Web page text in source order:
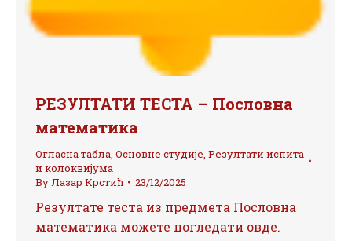
РЕЗУЛТАТИ ТЕСТА – Пословна
математика
Огласна табла, Основне студије, Резултати испита
и колоквијума
ByЛазар Крстић 23/12/2025
Резултате теста из предмета Пословна
математика можете погледати овде.